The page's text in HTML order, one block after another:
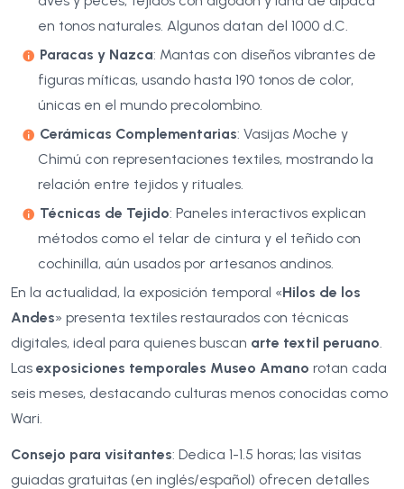
en tonos naturales. Algunos datan del 1000 d.C.
Paracas y Nazca: Mantas con diseños vibrantes de
figuras míticas, usando hasta 190 tonos de color,
únicas en el mundo precolombino.
Cerámicas Complementarias: Vasijas Moche y
Chimú con representaciones textiles, mostrando la
relación entre tejidos y rituales.
Técnicas de Tejido: Paneles interactivos explican
métodos como el telar de cintura y el teñido con
cochinilla, aún usados por artesanos andinos.
En la actualidad, la exposición temporal «Hilos de los
Andes» presenta textiles restaurados con técnicas
digitales, ideal para quienes buscan arte textil peruano
Las exposiciones temporales Museo Amano rotan cada
seis meses, destacando culturas menos conocidas como
Wari.
Consejo para visitantes: Dedica 1-1.5 horas; las visitas
guiadas gratuitas (en inglés/español) ofrecen detalles